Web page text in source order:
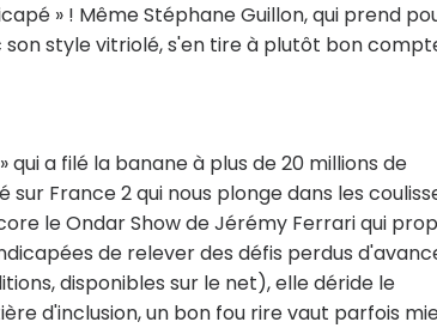
» ! Même Stéphane Guillon, qui prend
style vitriolé, s'en tire à plutôt bon
a filé la banane à plus de 20 millions de
France 2 qui nous plonge dans les
le Ondar Show de Jérémy Ferrari qui
de relever des défis perdus
disponibles sur le net), elle déride le
d'inclusion, un bon fou rire vaut parfois